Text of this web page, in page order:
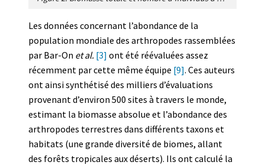
Les données concernant l’abondance de la
population mondiale des arthropodes rassemblées
par Bar-On et al. [3] ont été réévaluées assez
récemment par cette même équipe [9]. Ces auteurs
ont ainsi synthétisé des milliers d’évaluations
provenant d’environ 500 sites à travers le monde,
estimant la biomasse absolue et l’abondance des
arthropodes terrestres dans différents taxons et
habitats (une grande diversité de biomes, allant
des forêts tropicales aux déserts). Ils ont calculé la